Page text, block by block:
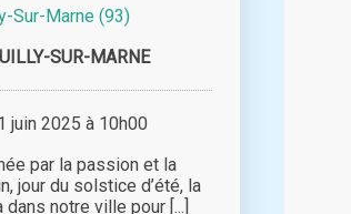
Sur-Marne (93)
SUR-MARNE
juin 2025 à 10h00
par la passion et la
jour du solstice d’été, la
notre ville pour [...]